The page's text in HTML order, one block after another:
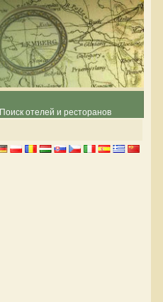
Поиск отелей и ресторанов